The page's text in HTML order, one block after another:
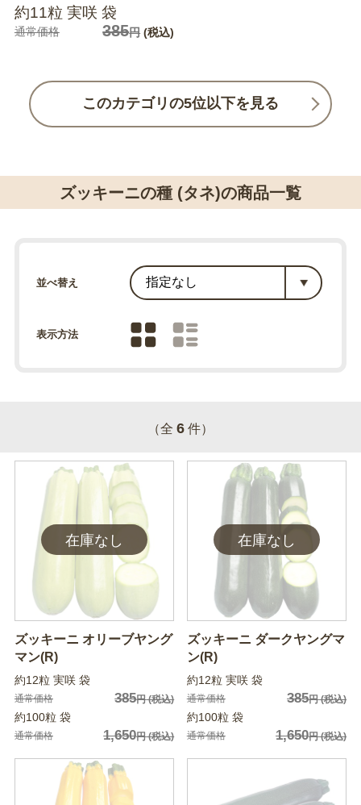
約11粒 実咲 袋
通常価格 385円(税込)
このカテゴリの5位以下を見る
ズッキーニの種 (タネ)の商品一覧
並べ替え
表示方法
（全 6 件）
ズッキーニ オリーブヤング
マン(R)
約12粒 実咲 袋
通常価格 385円(税込)
約100粒 袋
通常価格 1,650円(税込)
ズッキーニ ダークヤングマ
ン(R)
約12粒 実咲 袋
通常価格 385円(税込)
約100粒 袋
通常価格 1,650円(税込)